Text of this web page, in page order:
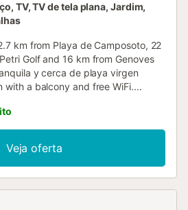
TV, TV de tela plana, Jardim,
km from Playa de Camposoto, 22
Golf and 16 km from Genoves
y cerca de playa virgen
with a balcony and free WiFi....
Veja oferta